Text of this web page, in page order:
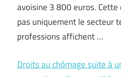
avoisine 3 800 euros.
pas uniquement le secteur
professions affichent …
Droits au chômage suite à